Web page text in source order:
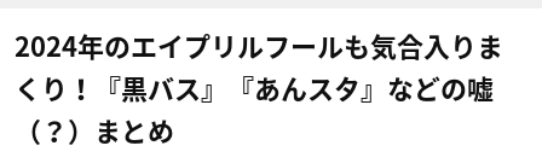
2024年のエイプリルフールも気合入りま
くり！『黒バス』『あんスタ』などの嘘
（？）まとめ